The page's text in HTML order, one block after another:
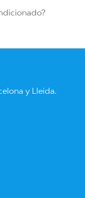
y Lleida.